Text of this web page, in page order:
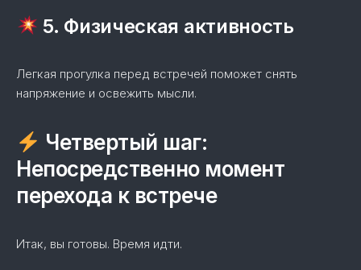
5. Физическая активность
Легкая прогулка перед встречей поможет снять
напряжение и освежить мысли.
Четвертый шаг:
Непосредственно момент
перехода к встрече
Итак, вы готовы. Время идти.